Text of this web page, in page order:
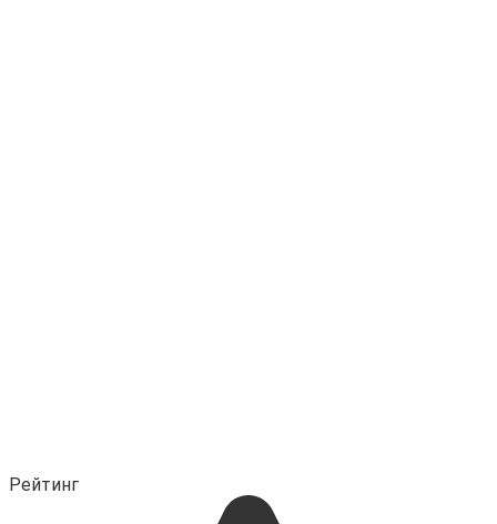
Рейтинг